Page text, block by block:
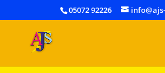
05072 92226